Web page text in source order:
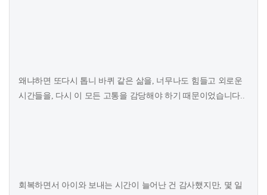
왜냐하면 또다시 톱니 바퀴 같은 삶을, 너무나도 힘들고 외로운
시간들을, 다시 이 모든 고통을 감당해야 하기 때문이었습니다..
회복하면서 아이와 보내는 시간이 늘어난 건 감사했지만, 몇 일